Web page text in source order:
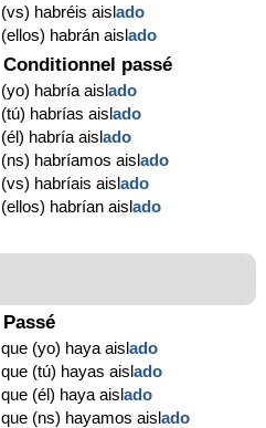
(vs) habréis aislado
(ellos) habrán aislado
Conditionnel passé
(yo) habría aislado
(tú) habrías aislado
(él) habría aislado
(ns) habríamos aislado
(vs) habríais aislado
(ellos) habrían aislado
Passé
que (yo) haya aislado
que (tú) hayas aislado
que (él) haya aislado
que (ns) hayamos aislado